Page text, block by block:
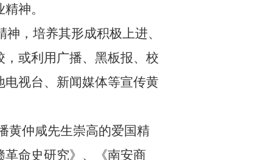
神。
，培养其形成积极上进、
或利用广播、黑板报、校
视台、新闻媒体等宣传黄
黄仲咸先生崇高的爱国精
命史研究》、《南安商